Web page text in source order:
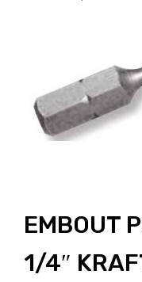
EMBOUT
1/4″